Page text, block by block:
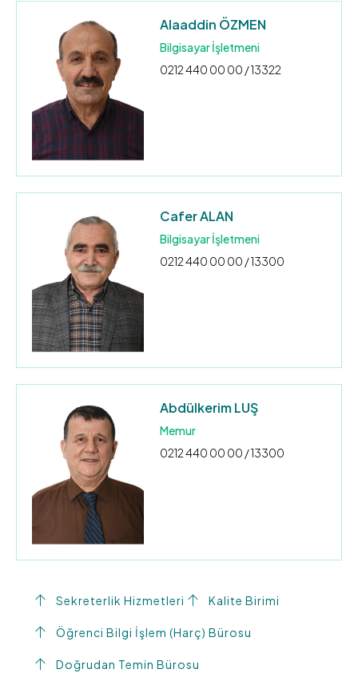
Alaaddin ÖZMEN
Bilgisayar İşletmeni
0212 440 00 00 / 13322
Cafer ALAN
Bilgisayar İşletmeni
0212 440 00 00 / 13300
Abdülkerim LUŞ
Memur
0212 440 00 00 / 13300
Sekreterlik Hizmetleri Kalite Birimi
Öğrenci Bilgi İşlem (Harç) Bürosu
Doğrudan Temin Bürosu